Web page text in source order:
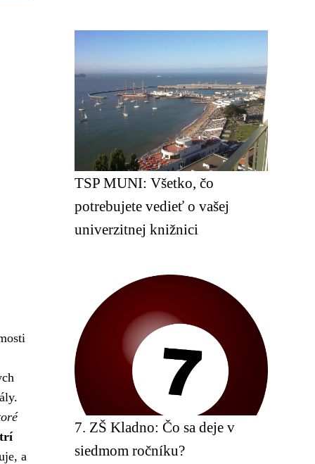
a
TSP MUNI: Všetko, čo
potrebujete vedieť o vašej
univerzitnej knižnici
7. ZŠ Kladno: Čo sa deje v
siedmom ročníku?